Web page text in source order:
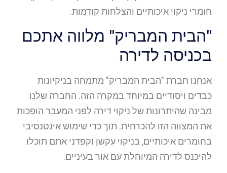
חומרי ניקוי איכותיים והצלחות קודמות.
"הבית המבריק" מלווה אתכם
בכניסה לדירה
אנחנו חברת "הבית המבריק" מתמחה בניקיונות
כבדים ויסודיים במיוחד במקרה הזה. החברה שלנו
מבינה שהיתרונות של ניקוי דירה לפני המעבר הופכות
את המצווה הזו להכרחית. תוך כדי שימוש אינטנסיבי
בחומרים איכותיים, בניקוי עקשן וקפדני אתם תוכלו
להיכנס לדירה המיוחלת עם אור בעיניים.